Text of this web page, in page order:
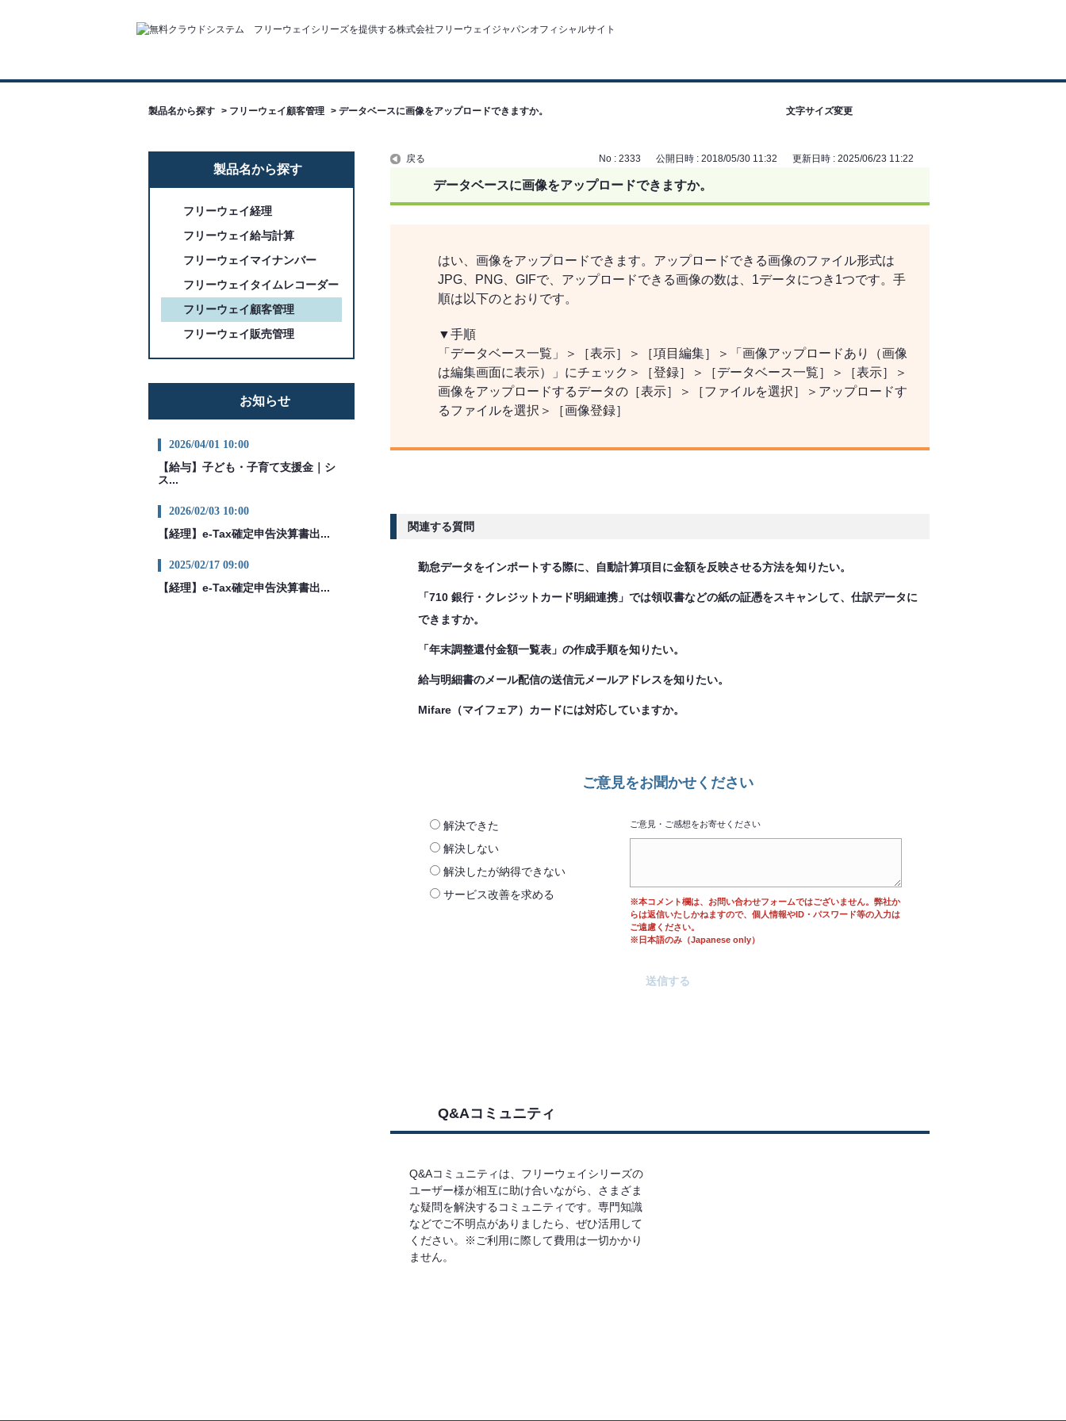
文字サイズ変更
製品名から探す > フリーウェイ顧客管理 > データベースに画像をアップロードできますか。
製品名から探す
フリーウェイ経理
フリーウェイ給与計算
フリーウェイマイナンバー
フリーウェイタイムレコーダー
フリーウェイ顧客管理
フリーウェイ販売管理
お知らせ
2026/04/01 10:00
【給与】子ども・子育て支援金｜シ
ス...
2026/02/03 10:00
【経理】e-Tax確定申告決算書出...
2025/02/17 09:00
【経理】e-Tax確定申告決算書出...
戻る No : 2333 公開日時 : 2018/05/30 11:32 更新日時 : 2025/06/23 11:22
データベースに画像をアップロードできますか。
はい、画像をアップロードできます。アップロードできる画像のファイル形式は
JPG、PNG、GIFで、アップロードできる画像の数は、1データにつき1つです。手
順は以下のとおりです。
▼手順
「データベース一覧」＞［表示］＞［項目編集］＞「画像アップロードあり（画像
は編集画面に表示）」にチェック＞［登録］＞［データベース一覧］＞［表示］＞
画像をアップロードするデータの［表示］＞［ファイルを選択］＞アップロードす
るファイルを選択＞［画像登録］
関連する質問
勤怠データをインポートする際に、自動計算項目に金額を反映させる方法を知りたい。
「710 銀行・クレジットカード明細連携」では領収書などの紙の証憑をスキャンして、仕訳データに
できますか。
「年末調整還付金額一覧表」の作成手順を知りたい。
給与明細書のメール配信の送信元メールアドレスを知りたい。
Mifare（マイフェア）カードには対応していますか。
ご意見をお聞かせください
解決できた
解決しない
解決したが納得できない
サービス改善を求める
ご意見・ご感想をお寄せください
※本コメント欄は、お問い合わせフォームではございません。弊社か
らは返信いたしかねますので、個人情報やID・パスワード等の入力は
ご遠慮ください。
※日本語のみ（Japanese only）
Q&Aコミュニティ
Q&Aコミュニティは、フリーウェイシリーズの
ユーザー様が相互に助け合いながら、さまざま
な疑問を解決するコミュニティです。専門知識
などでご不明点がありましたら、ぜひ活用して
ください。※ご利用に際して費用は一切かかり
ません。